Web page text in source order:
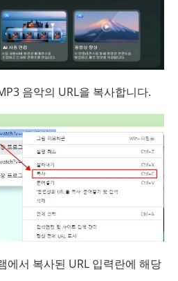
음악의 URL을 복사합니다.
에서 복사된 URL 입력란에 해당